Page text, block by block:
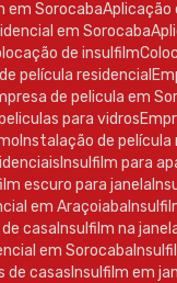
em Sorocaba
em Sorocaba
de insulfilm
película residencial
de pelicula em
para vidros
Instalação de
Insulfilm para
escuro para janela
em Araçoiaba
casa Insulfilm na
em Sorocaba
de casas Insulfilm em